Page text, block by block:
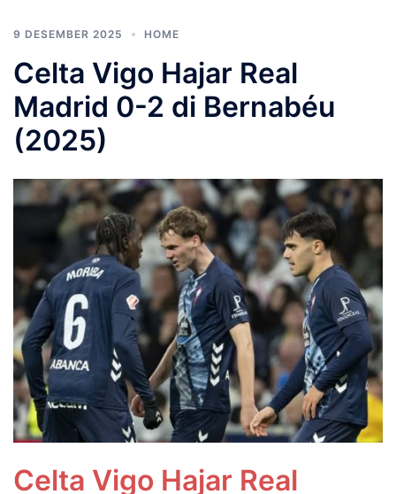
9 DESEMBER 2025 HOME
Celta Vigo Hajar Real
Madrid 0-2 di Bernabéu
(2025)
Celta Vigo Hajar Real